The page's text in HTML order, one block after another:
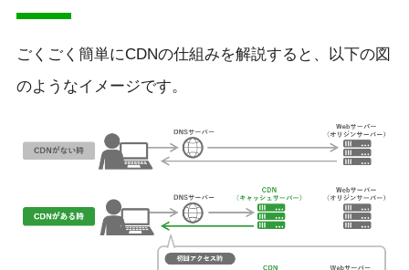
ごくごく簡単にCDNの仕組みを解説すると、以下の図
のようなイメージです。